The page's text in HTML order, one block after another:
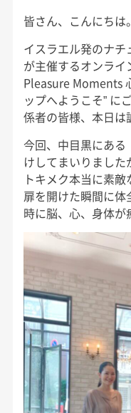
皆さん、こんにちは。
イスラエル発のナ
が主催するオンライ
Pleasure Moments
ップへようこそ” に
係者の皆様、本日は
今回、中目黒にあ
けしてまいりまし
トキメク本当に素敵
扉を開けた瞬間に
時に脳、心、身体が